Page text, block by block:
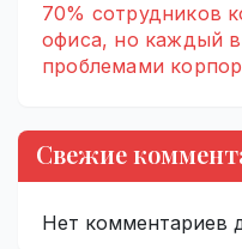
70% сотрудников
офиса, но каждый
проблемами
Свежие
Нет комментариев